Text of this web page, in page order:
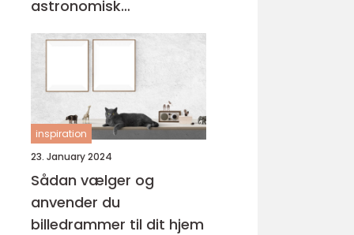
astronomisk
personlighed
inspiration
23. January 2024
Sådan vælger og
anvender du
billedrammer til dit hjem